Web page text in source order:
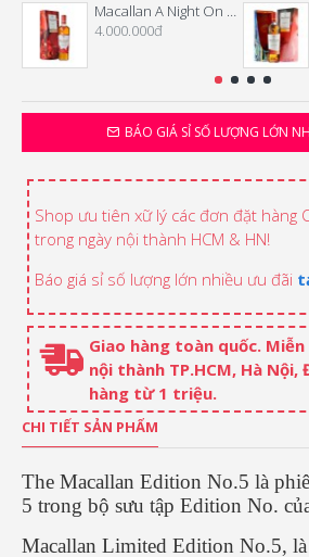
BÁO GIÁ SỈ SỐ LƯỢNG LỚN
Macallan A Night On Earth The First Light - Tết 2026
4.000.000đ
Shop ưu tiên xữ lý các đơn đặt hàng
trong ngày nội thành HCM & HN!
Báo giá sỉ số lượng lớn nhiều ưu đãi
Giao hàng toàn quốc.
nội thành TP.HCM, Hà Nội,
hàng từ 1 triệu.
CHI TIẾT SẢN PHẨM
The Macallan Edition No.5 là
5 trong bộ sưu tập Edition No.
Macallan Limited Edition No.5,